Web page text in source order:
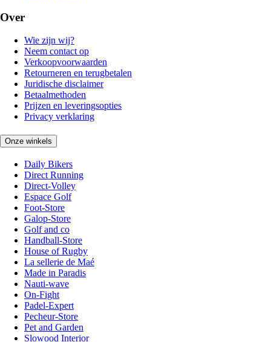
Over
Wie zijn wij?
Neem contact op
Verkoopvoorwaarden
Retourneren en terugbetalen
Juridische disclaimer
Betaalmethoden
Prijzen en leveringsopties
Privacy verklaring
Onze winkels
Daily Bikers
Direct Running
Direct-Volley
Espace Golf
Foot-Store
Galop-Store
Golf and co
Handball-Store
House of Rugby
La sellerie de Maé
Made in Paradis
Nauti-wave
On-Fight
Padel-Expert
Pecheur-Store
Pet and Garden
Slowood Interior